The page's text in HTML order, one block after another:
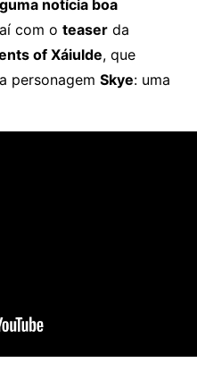
notícia boa
com o teaser da
of Xáiulde, que
personagem Skye: uma